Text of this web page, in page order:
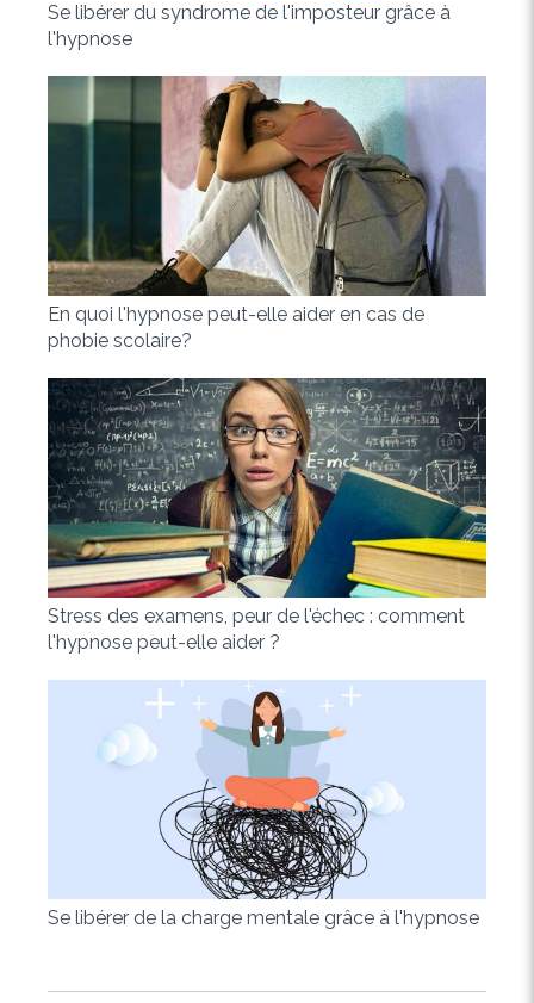
Se libérer du syndrome de l'imposteur grâce à
l'hypnose
En quoi l'hypnose peut-elle aider en cas de
phobie scolaire?
Stress des examens, peur de l'échec : comment
l'hypnose peut-elle aider ?
Se libérer de la charge mentale grâce à l'hypnose